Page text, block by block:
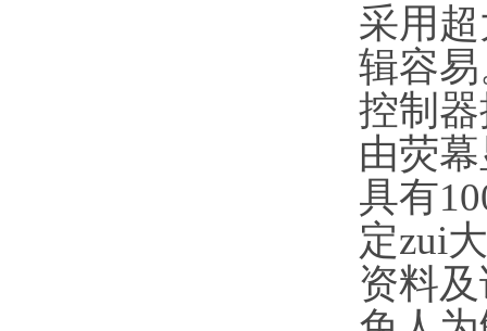
采用
辑容
控制
由荧
具有
定zui
资料